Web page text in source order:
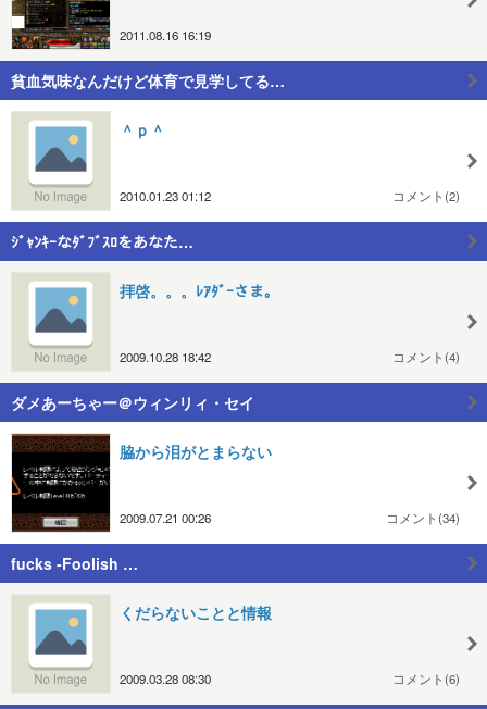
2011.08.16 16:19
貧血気味なんだけど体育で見学してる…
＾ｐ＾
2010.01.23 01:12 コメント(2)
ｼﾞｬﾝｷｰなﾀﾞﾌﾞｽﾛをあなた…
拝啓。。。ﾚｱﾀﾞｰさま。
2009.10.28 18:42 コメント(4)
ダメあーちゃー＠ウィンリィ・セイ
脇から泪がとまらない
2009.07.21 00:26 コメント(34)
fucks -Foolish …
くだらないことと情報
2009.03.28 08:30 コメント(6)